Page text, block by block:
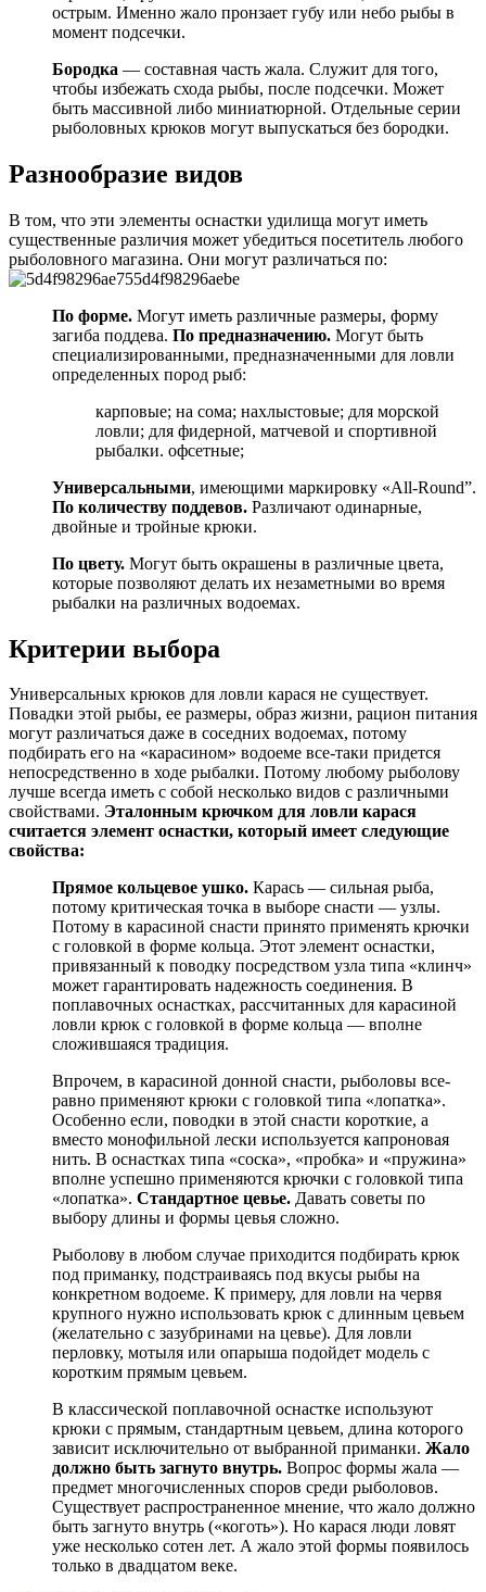
острым. Именно жало пронзает губу или небо рыбы в
момент подсечки.
Бородка — составная часть жала. Служит для того,
чтобы избежать схода рыбы, после подсечки. Может
быть массивной либо миниатюрной. Отдельные серии
рыболовных крюков могут выпускаться без бородки.
Разнообразие видов
В том, что эти элементы оснастки удилища могут иметь
существенные различия может убедиться посетитель любого
рыболовного магазина. Они могут различаться по:
По форме. Могут иметь различные размеры, форму
загиба поддева. По предназначению. Могут быть
специализированными, предназначенными для ловли
определенных пород рыб:
карповые; на сома; нахлыстовые; для морской
ловли; для фидерной, матчевой и спортивной
рыбалки. офсетные;
Универсальными, имеющими маркировку «All-Round”.
По количеству поддевов. Различают одинарные,
двойные и тройные крюки.
По цвету. Могут быть окрашены в различные цвета,
которые позволяют делать их незаметными во время
рыбалки на различных водоемах.
Критерии выбора
Универсальных крюков для ловли карася не существует.
Повадки этой рыбы, ее размеры, образ жизни, рацион питания
могут различаться даже в соседних водоемах, потому
подбирать его на «карасином» водоеме все-таки придется
непосредственно в ходе рыбалки. Потому любому рыболову
лучше всегда иметь с собой несколько видов с различными
свойствами. Эталонным крючком для ловли карася
считается элемент оснастки, который имеет следующие
свойства:
Прямое кольцевое ушко. Карась — сильная рыба,
потому критическая точка в выборе снасти — узлы.
Потому в карасиной снасти принято применять крючки
с головкой в форме кольца. Этот элемент оснастки,
привязанный к поводку посредством узла типа «клинч»
может гарантировать надежность соединения. В
поплавочных оснастках, рассчитанных для карасиной
ловли крюк с головкой в форме кольца — вполне
сложившаяся традиция.
Впрочем, в карасиной донной снасти, рыболовы все-
равно применяют крюки с головкой типа «лопатка».
Особенно если, поводки в этой снасти короткие, а
вместо монофильной лески используется капроновая
нить. В оснастках типа «соска», «пробка» и «пружина»
вполне успешно применяются крючки с головкой типа
«лопатка». Стандартное цевье. Давать советы по
выбору длины и формы цевья сложно.
Рыболову в любом случае приходится подбирать крюк
под приманку, подстраиваясь под вкусы рыбы на
конкретном водоеме. К примеру, для ловли на червя
крупного нужно использовать крюк с длинным цевьем
(желательно с зазубринами на цевье). Для ловли
перловку, мотыля или опарыша подойдет модель с
коротким прямым цевьем.
В классической поплавочной оснастке используют
крюки с прямым, стандартным цевьем, длина которого
зависит исключительно от выбранной приманки. Жало
должно быть загнуто внутрь. Вопрос формы жала —
предмет многочисленных споров среди рыболовов.
Существует распространенное мнение, что жало должно
быть загнуто внутрь («коготь»). Но карася люди ловят
уже несколько сотен лет. А жало этой формы появилось
только в двадцатом веке.